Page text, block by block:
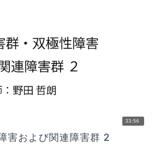
33:56
害および関連障害群 2